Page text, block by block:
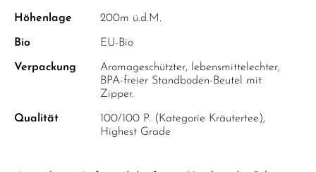
Höhenlage 200m ü.d.M.
Bio EU-Bio
Verpackung
Aromageschützter, lebensmittelechter,
BPA-freier Standboden-Beutel mit
Zipper.
Qualität
100/100 P. (Kategorie Kräutertee),
Highest Grade